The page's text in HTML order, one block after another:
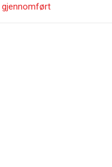
gjennomført